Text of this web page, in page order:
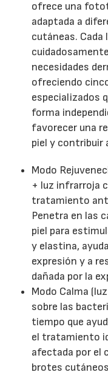
ofrece una
adaptada a
cutáneas. Cada
necesidades
ofreciendo
especializados
forma
favorecer una
piel y contribuir
Modo
+ luz infrarroja
tratamiento
Penetra en las
piel para
y elastina,
expresión y a
dañada por la
Modo Calma
sobre las
tiempo que
el tratamiento
afectada por el
brotes